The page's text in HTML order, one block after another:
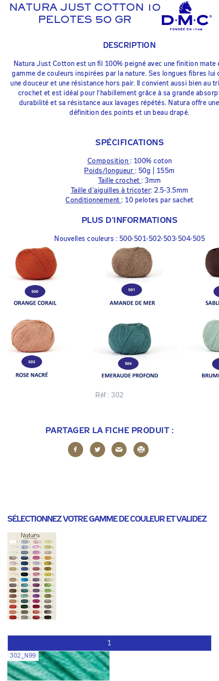
NATURA JUST COTTON 10
PELOTES 50 GR
DESCRIPTION
Natura Just Cotton est un fil 100% peigné avec une finition mate
gamme de couleurs inspirées par la nature. Ses longues fibres lui
une douceur et une résistance hors pair. Il convient aussi bien au
crochet et est idéal pour l'habillement grâce à sa grande
durabilité et sa résistance aux lavages répétés. Natura offre
définition des points et un beau drapé.
SPÉCIFICATIONS
Composition : 100% coton
Poids/longueur : 50g | 155m
Taille crochet : 3mm
Taille d'aiguilles à tricoter: 2.5-3.5mm
Conditionnement: 10 pelotes par sachet
PLUS D'INFORMATIONS
Nouvelles couleurs : 500-501-502-503-504-505
Réf :302
PARTAGER LA FICHE PRODUIT :
SÉLECTIONNEZ VOTRE GAMME DE COULEUR ET VALIDEZ
1
302_N99